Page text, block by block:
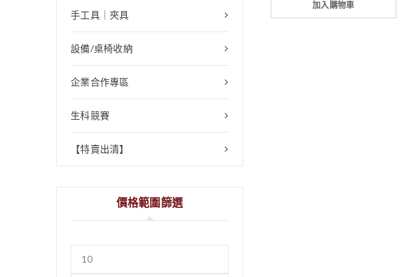
手工具｜夾具
設備/桌椅收納
企業合作專區
生科競賽
【特賣出清】
價格範圍篩選
加入購物車